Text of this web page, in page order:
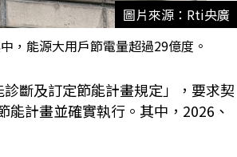
圖片來源：Rti央廣
，能源大用戶節電量超過29億度。
斷及訂定節能計畫規定」，要求契
計畫並確實執行。其中，2026、